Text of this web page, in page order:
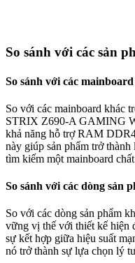
So sánh với các sản
So sánh với các
So với các mainboard khác
STRIX Z690-A GAMING
khả năng hỗ trợ RAM
này giúp sản phẩm trở
tìm kiếm một mainboard
So sánh với các dòng sản
So với các dòng sản phẩm
vững vị thế với thiết kế hiện
sự kết hợp giữa hiệu suất
nó trở thành sự lựa chọn lý